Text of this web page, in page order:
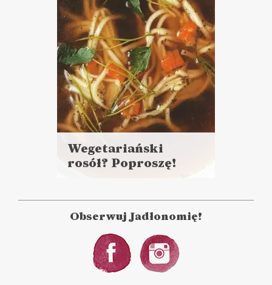
Wegetariański
rosół? Poproszę!
Czas przygotowania: powyżej
godziny
ROZGRZEWAJĄCE
PRZEPISY ?
Obserwuj Jadłonomię!